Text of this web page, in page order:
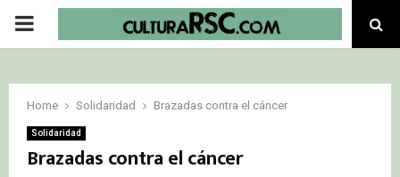
PRIMARY
Home Solidaridad Brazadas contra el cáncer
Solidaridad
Brazadas contra el cáncer